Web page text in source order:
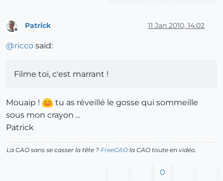
Offline
Patrick 11 Jan 2010, 14:02
@ricco said:
Filme toi, c'est marrant !
Mouaip !
tu as réveillé le gosse qui sommeille
sous mon crayon ...
Patrick
La CAO sans se casser la tête ? FreeCAO la CAO toute en vidéo.
0